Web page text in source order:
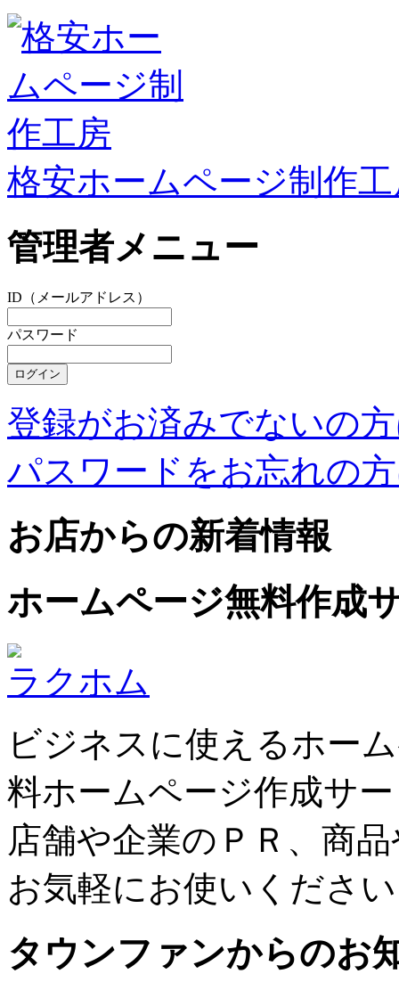
格安ホームページ制作
管理者メニュー
ID（メールアドレス）
パスワード
登録がお済みでないの
パスワードをお忘れの
お店からの新着情報
ホームページ無料作成
ラクホム
ビジネスに使えるホー
料ホームページ作成サ
店舗や企業のＰＲ、商
お気軽にお使いくださ
タウンファンからのお